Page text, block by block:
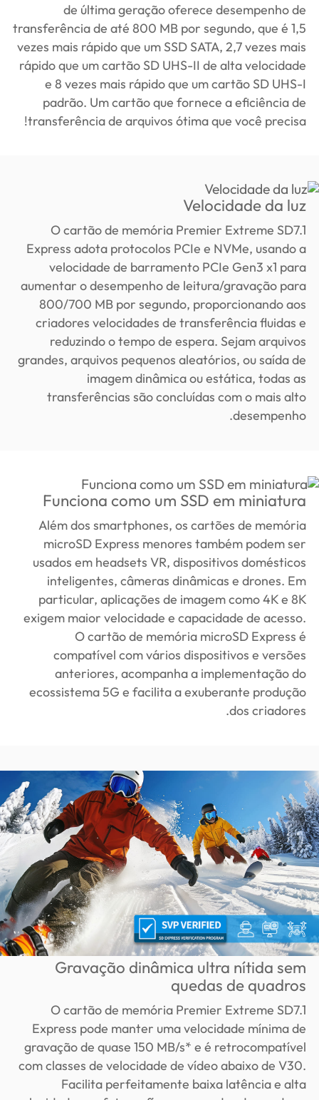
de última geração oferece desempenho de
transferência de até 800 MB por segundo, que é 1,5
vezes mais rápido que um SSD SATA, 2,7 vezes mais
rápido que um cartão SD UHS-II de alta velocidade
e 8 vezes mais rápido que um cartão SD UHS-I
padrão. Um cartão que fornece a eficiência de
transferência de arquivos ótima que você precisa!
Velocidade da luz
O cartão de memória Premier Extreme SD7.1
Express adota protocolos PCIe e NVMe, usando a
velocidade de barramento PCIe Gen3 x1 para
aumentar o desempenho de leitura/gravação para
800/700 MB por segundo, proporcionando aos
criadores velocidades de transferência fluidas e
reduzindo o tempo de espera. Sejam arquivos
grandes, arquivos pequenos aleatórios, ou saída de
imagem dinâmica ou estática, todas as
transferências são concluídas com o mais alto
desempenho.
Funciona como um SSD em miniatura
Além dos smartphones, os cartões de memória
microSD Express menores também podem ser
usados ​​em headsets VR, dispositivos domésticos
inteligentes, câmeras dinâmicas e drones. Em
particular, aplicações de imagem como 4K e 8K
exigem maior velocidade e capacidade de acesso.
O cartão de memória microSD Express é
compatível com vários dispositivos e versões
anteriores, acompanha a implementação do
ecossistema 5G e facilita a exuberante produção
dos criadores.
Gravação dinâmica ultra nítida sem
quedas de quadros
O cartão de memória Premier Extreme SD7.1
Express pode manter uma velocidade mínima de
gravação de quase 150 MB/s* e é retrocompatível
com classes de velocidade de vídeo abaixo de V30.
Facilita perfeitamente baixa latência e alta